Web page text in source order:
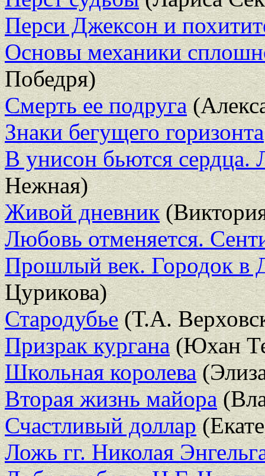
Перси Джексон и
Основы механики
Победря)
Смерть ее подруга
Знаки бегущего горизонта
В унисон бьются
Нежная)
Живой дневник
Любовь отменяется.
Прошлый век. Городок в
Цурикова)
Стародубье(Т.А.
Призрак кургана(Юхан
Школьная королева
Вторая жизнь майора
Счастливый доллар
Ложь гг. Николая